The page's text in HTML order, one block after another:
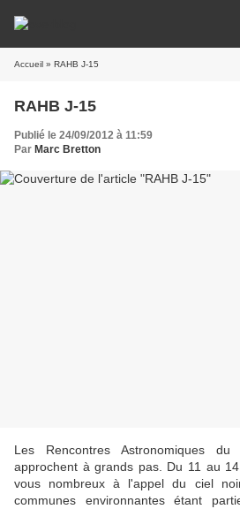
Accueil » RAHB J-15
RAHB J-15
Publié le 24/09/2012 à 11:59
Par Marc Bretton
Les Rencontres Astronomiques
approchent à grands pas. Du 11 au
vous nombreux à l'appel du ciel
communes environnantes étant